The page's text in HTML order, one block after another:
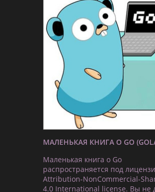
МАЛЕНЬКАЯ КНИГА О GO
Маленькая книга о Go
распространяется под
Attribution-NonCommercial-
4.0 International license. Вы не